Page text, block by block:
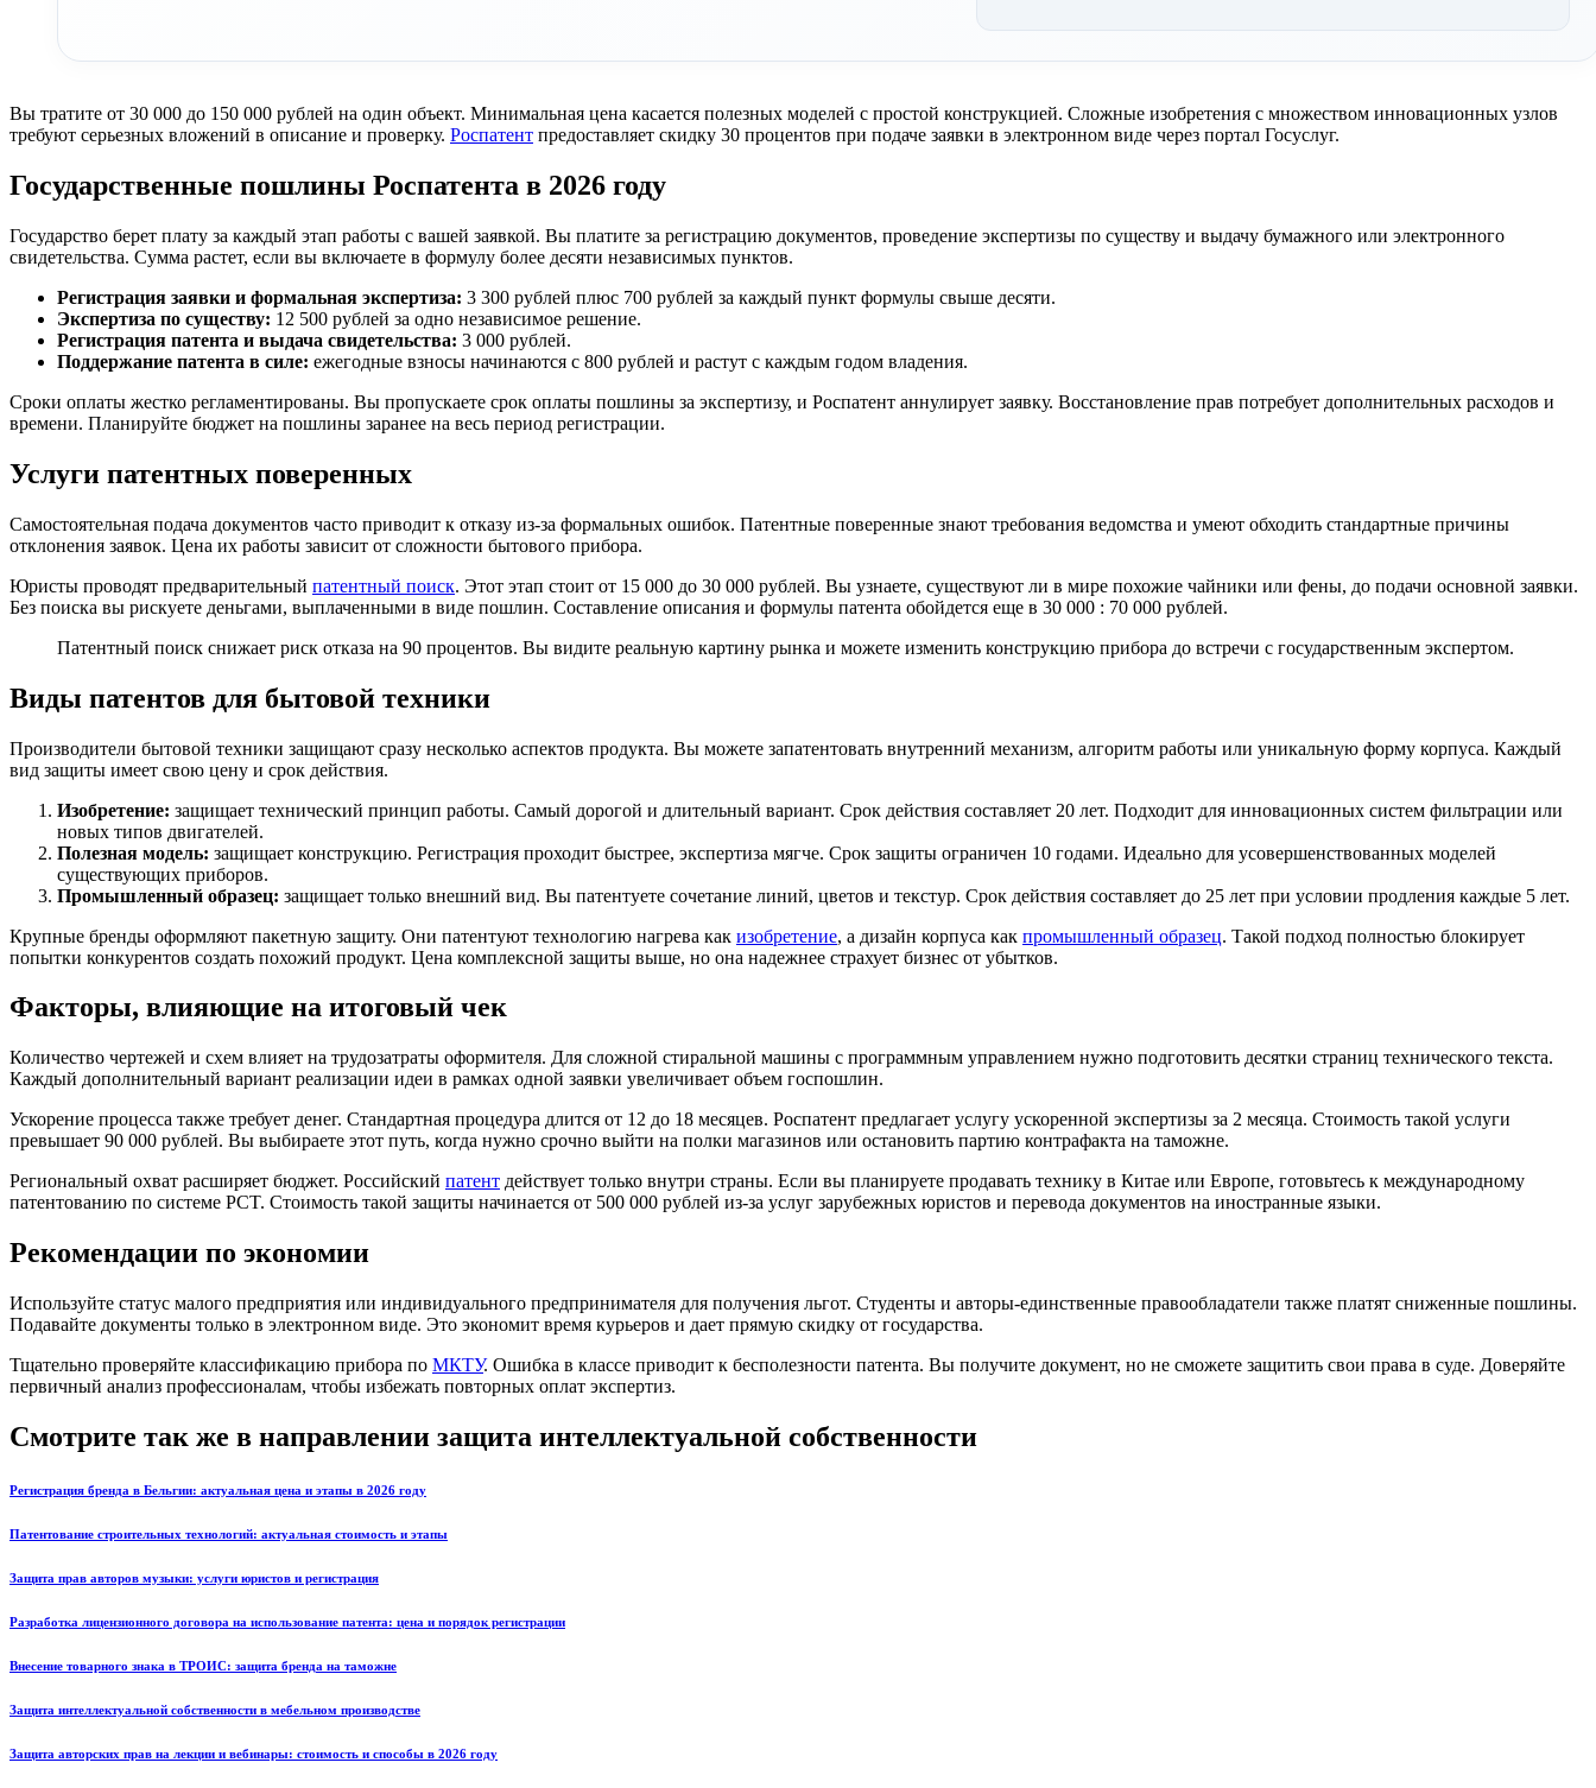
Вы тратите от 30 000 до 150 000 рублей на один объект. Минимальная цена касается полезных моделей с простой конструкцией. Сложные изобретения с множеством инновационных узлов
требуют серьезных вложений в описание и проверку. Роспатент предоставляет скидку 30 процентов при подаче заявки в электронном виде через портал Госуслуг.
Государственные пошлины Роспатента в 2026 году
Государство берет плату за каждый этап работы с вашей заявкой. Вы платите за регистрацию документов, проведение экспертизы по существу и выдачу бумажного или электронного
свидетельства. Сумма растет, если вы включаете в формулу более десяти независимых пунктов.
Регистрация заявки и формальная экспертиза: 3 300 рублей плюс 700 рублей за каждый пункт формулы свыше десяти.
Экспертиза по существу: 12 500 рублей за одно независимое решение.
Регистрация патента и выдача свидетельства: 3 000 рублей.
Поддержание патента в силе: ежегодные взносы начинаются с 800 рублей и растут с каждым годом владения.
Сроки оплаты жестко регламентированы. Вы пропускаете срок оплаты пошлины за экспертизу, и Роспатент аннулирует заявку. Восстановление прав потребует дополнительных расходов и
времени. Планируйте бюджет на пошлины заранее на весь период регистрации.
Услуги патентных поверенных
Самостоятельная подача документов часто приводит к отказу из-за формальных ошибок. Патентные поверенные знают требования ведомства и умеют обходить стандартные причины
отклонения заявок. Цена их работы зависит от сложности бытового прибора.
Юристы проводят предварительный патентный поиск. Этот этап стоит от 15 000 до 30 000 рублей. Вы узнаете, существуют ли в мире похожие чайники или фены, до подачи основной заявки.
Без поиска вы рискуете деньгами, выплаченными в виде пошлин. Составление описания и формулы патента обойдется еще в 30 000 : 70 000 рублей.
Патентный поиск снижает риск отказа на 90 процентов. Вы видите реальную картину рынка и можете изменить конструкцию прибора до встречи с государственным экспертом.
Виды патентов для бытовой техники
Производители бытовой техники защищают сразу несколько аспектов продукта. Вы можете запатентовать внутренний механизм, алгоритм работы или уникальную форму корпуса. Каждый
вид защиты имеет свою цену и срок действия.
Изобретение: защищает технический принцип работы. Самый дорогой и длительный вариант. Срок действия составляет 20 лет. Подходит для инновационных систем фильтрации или
новых типов двигателей.
Полезная модель: защищает конструкцию. Регистрация проходит быстрее, экспертиза мягче. Срок защиты ограничен 10 годами. Идеально для усовершенствованных моделей
существующих приборов.
Промышленный образец: защищает только внешний вид. Вы патентуете сочетание линий, цветов и текстур. Срок действия составляет до 25 лет при условии продления каждые 5 лет.
Крупные бренды оформляют пакетную защиту. Они патентуют технологию нагрева как изобретение, а дизайн корпуса как промышленный образец. Такой подход полностью блокирует
попытки конкурентов создать похожий продукт. Цена комплексной защиты выше, но она надежнее страхует бизнес от убытков.
Факторы, влияющие на итоговый чек
Количество чертежей и схем влияет на трудозатраты оформителя. Для сложной стиральной машины с программным управлением нужно подготовить десятки страниц технического текста.
Каждый дополнительный вариант реализации идеи в рамках одной заявки увеличивает объем госпошлин.
Ускорение процесса также требует денег. Стандартная процедура длится от 12 до 18 месяцев. Роспатент предлагает услугу ускоренной экспертизы за 2 месяца. Стоимость такой услуги
превышает 90 000 рублей. Вы выбираете этот путь, когда нужно срочно выйти на полки магазинов или остановить партию контрафакта на таможне.
Региональный охват расширяет бюджет. Российский патент действует только внутри страны. Если вы планируете продавать технику в Китае или Европе, готовьтесь к международному
патентованию по системе PCT. Стоимость такой защиты начинается от 500 000 рублей из-за услуг зарубежных юристов и перевода документов на иностранные языки.
Рекомендации по экономии
Используйте статус малого предприятия или индивидуального предпринимателя для получения льгот. Студенты и авторы-единственные правообладатели также платят сниженные пошлины.
Подавайте документы только в электронном виде. Это экономит время курьеров и дает прямую скидку от государства.
Тщательно проверяйте классификацию прибора по МКТУ. Ошибка в классе приводит к бесполезности патента. Вы получите документ, но не сможете защитить свои права в суде. Доверяйте
первичный анализ профессионалам, чтобы избежать повторных оплат экспертиз.
Смотрите так же в направлении защита интеллектуальной собственности
Регистрация бренда в Бельгии: актуальная цена и этапы в 2026 году
Патентование строительных технологий: актуальная стоимость и этапы
Защита прав авторов музыки: услуги юристов и регистрация
Разработка лицензионного договора на использование патента: цена и порядок регистрации
Внесение товарного знака в ТРОИС: защита бренда на таможне
Защита интеллектуальной собственности в мебельном производстве
Защита авторских прав на лекции и вебинары: стоимость и способы в 2026 году